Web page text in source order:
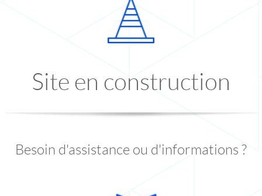
Site en construction
Besoin d'assistance ou d'informations ?